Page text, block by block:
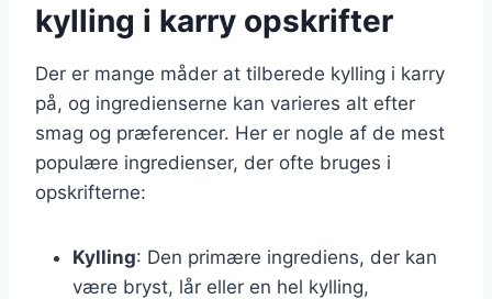
kylling i karry opskrifter
Der er mange måder at tilberede kylling i karry
på, og ingredienserne kan varieres alt efter
smag og præferencer. Her er nogle af de mest
populære ingredienser, der ofte bruges i
opskrifterne:
Kylling: Den primære ingrediens, der kan
være bryst, lår eller en hel kylling,